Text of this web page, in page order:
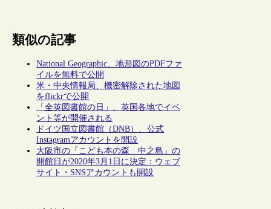
類似の記事
National Geographic、地形図のPDFファ
イルを無料で公開
米・中央情報局、機密解除された地図
をflickrで公開
「全英図書館の日」、英国各地でイベ
ント等が開催される
ドイツ国立図書館（DNB）、公式
Instagramアカウントを開設
大阪市の「こども本の森 中之島」の
開館日が2020年3月1日に決定：ウェブ
サイト・SNSアカウントも開設